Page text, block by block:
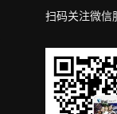
扫码关注微信